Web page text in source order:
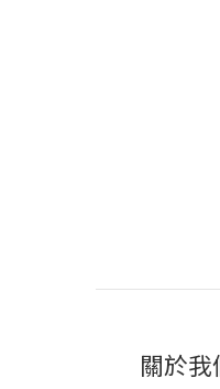
關於我